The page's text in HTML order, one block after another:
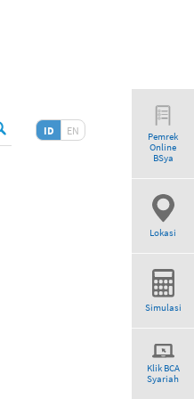
ID EN
Pemrek
Online
BSya
Lokasi
Simulasi
Klik BCA
Syariah